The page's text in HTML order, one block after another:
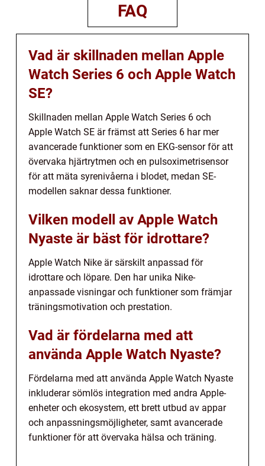
FAQ
Vad är skillnaden mellan Apple
Watch Series 6 och Apple Watch
SE?
Skillnaden mellan Apple Watch Series 6 och
Apple Watch SE är främst att Series 6 har mer
avancerade funktioner som en EKG-sensor för att
övervaka hjärtrytmen och en pulsoximetrisensor
för att mäta syrenivåerna i blodet, medan SE-
modellen saknar dessa funktioner.
Vilken modell av Apple Watch
Nyaste är bäst för idrottare?
Apple Watch Nike är särskilt anpassad för
idrottare och löpare. Den har unika Nike-
anpassade visningar och funktioner som främjar
träningsmotivation och prestation.
Vad är fördelarna med att
använda Apple Watch Nyaste?
Fördelarna med att använda Apple Watch Nyaste
inkluderar sömlös integration med andra Apple-
enheter och ekosystem, ett brett utbud av appar
och anpassningsmöjligheter, samt avancerade
funktioner för att övervaka hälsa och träning.